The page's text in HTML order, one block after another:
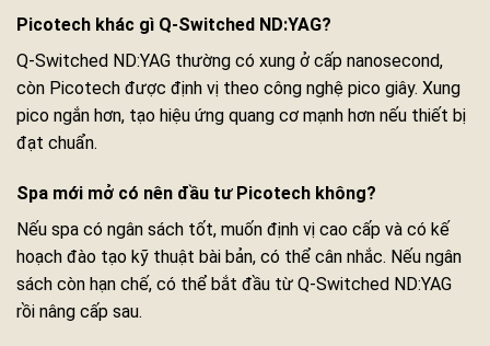
Picotech khác gì Q-Switched ND:YAG?
Q-Switched ND:YAG thường có xung ở cấp nanosecond,
còn Picotech được định vị theo công nghệ pico giây. Xung
pico ngắn hơn, tạo hiệu ứng quang cơ mạnh hơn nếu thiết bị
đạt chuẩn.
Spa mới mở có nên đầu tư Picotech không?
Nếu spa có ngân sách tốt, muốn định vị cao cấp và có kế
hoạch đào tạo kỹ thuật bài bản, có thể cân nhắc. Nếu ngân
sách còn hạn chế, có thể bắt đầu từ Q-Switched ND:YAG
rồi nâng cấp sau.